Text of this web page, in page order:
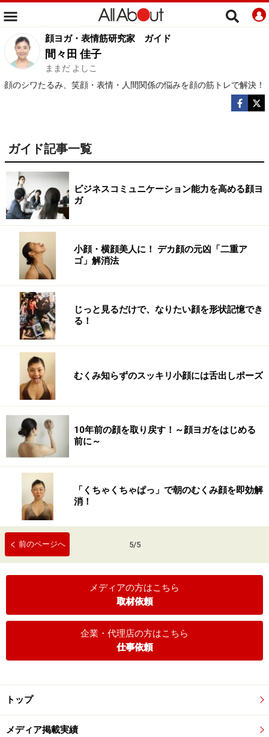
顔ヨガ・表情筋研究家 ガイド
間々田 佳子
ままだ よしこ
顔のシワたるみ、笑顔・表情・人間関係の悩みを顔の筋トレで解決！
ガイド記事一覧
ビジネスコミュニケーション能力を高める顔ヨ
ガ
小顔・横顔美人に！ デカ顔の元凶「二重ア
ゴ」解消法
じっと見るだけで、なりたい顔を形状記憶でき
る！
むくみ知らずのスッキリ小顔には舌出しポーズ
10年前の顔を取り戻す！～顔ヨガをはじめる
前に～
「くちゃくちゃぱっ」で朝のむくみ顔を即効解
消！
前のページへ 5/5
メディアの方はこちら
取材依頼
企業・代理店の方はこちら
仕事依頼
トップ
メディア掲載実績